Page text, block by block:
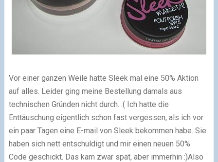
Vor einer ganzen Weile hatte Sleek mal eine 50% Aktion
auf alles. Leider ging meine Bestellung damals aus
technischen Gründen nicht durch. :( Ich hatte die
Enttäuschung eigentlich schon fast vergessen, als ich vor
ein paar Tagen eine E-mail von Sleek bekommen habe. Sie
haben sich nett entschuldigt und mir einen neuen 50%
Code geschickt. Das kam zwar spät, aber immerhin :)Also